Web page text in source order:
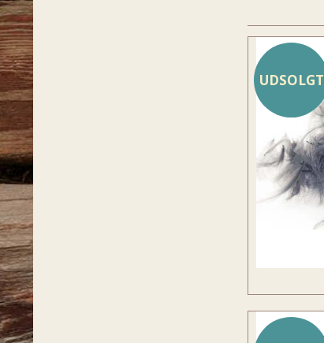
UDSOLGT